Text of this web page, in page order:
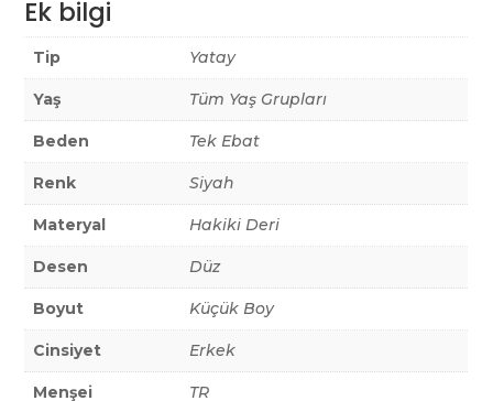
Ek bilgi
Tip Yatay
Yaş Tüm Yaş Grupları
Beden Tek Ebat
Renk Siyah
Materyal Hakiki Deri
Desen Düz
Boyut Küçük Boy
Cinsiyet Erkek
Menşei TR